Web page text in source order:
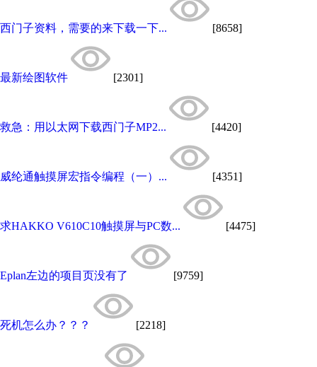
西门子资料，需要的来下载一下... [8658]
最新绘图软件 [2301]
救急：用以太网下载西门子MP2... [4420]
威纶通触摸屏宏指令编程（一）... [4351]
求HAKKO V610C10触摸屏与PC数... [4475]
Eplan左边的项目页没有了 [9759]
死机怎么办？？？ [2218]